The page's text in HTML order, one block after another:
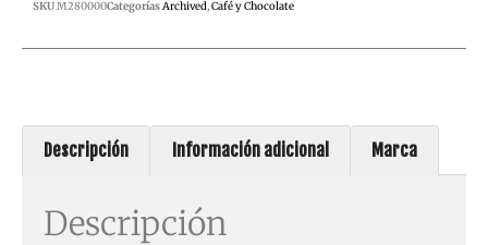
SKUM280000CategoríasArchived,Café y Chocolate
Descripción Información adicional Marca
Descripción